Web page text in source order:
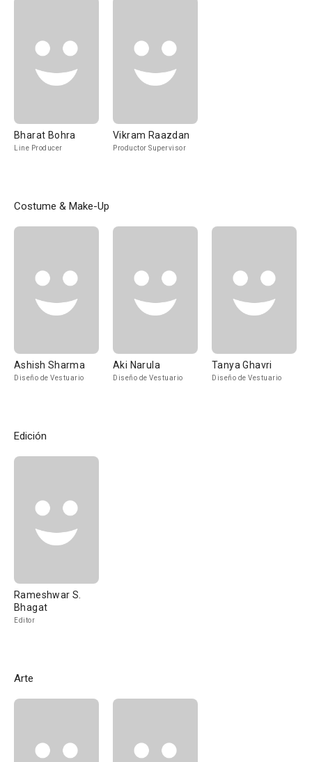
Bharat Bohra
Line Producer
Vikram Raazdan
Productor Supervisor
Costume & Make-Up
Ashish Sharma
Diseño de Vestuario
Aki Narula
Diseño de Vestuario
Tanya Ghavri
Diseño de Vestuario
Edición
Rameshwar S.
Bhagat
Editor
Arte